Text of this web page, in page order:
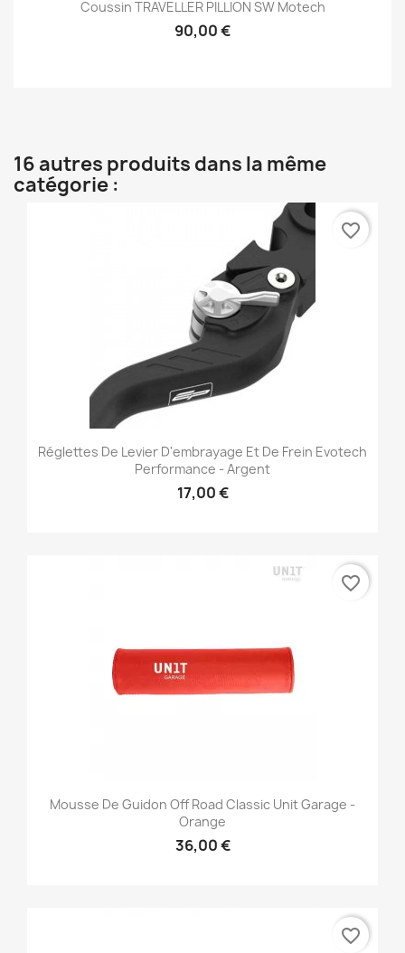
Coussin TRAVELLER PILLION SW Motech
90,00 €
16 autres produits dans la même
catégorie :
Réglettes De Levier D'embrayage Et De Frein Evotech
Performance - Argent
17,00 €
favorite_border
Mousse De Guidon Off Road Classic Unit Garage -
Orange
36,00 €
favorite_border
favorite_border